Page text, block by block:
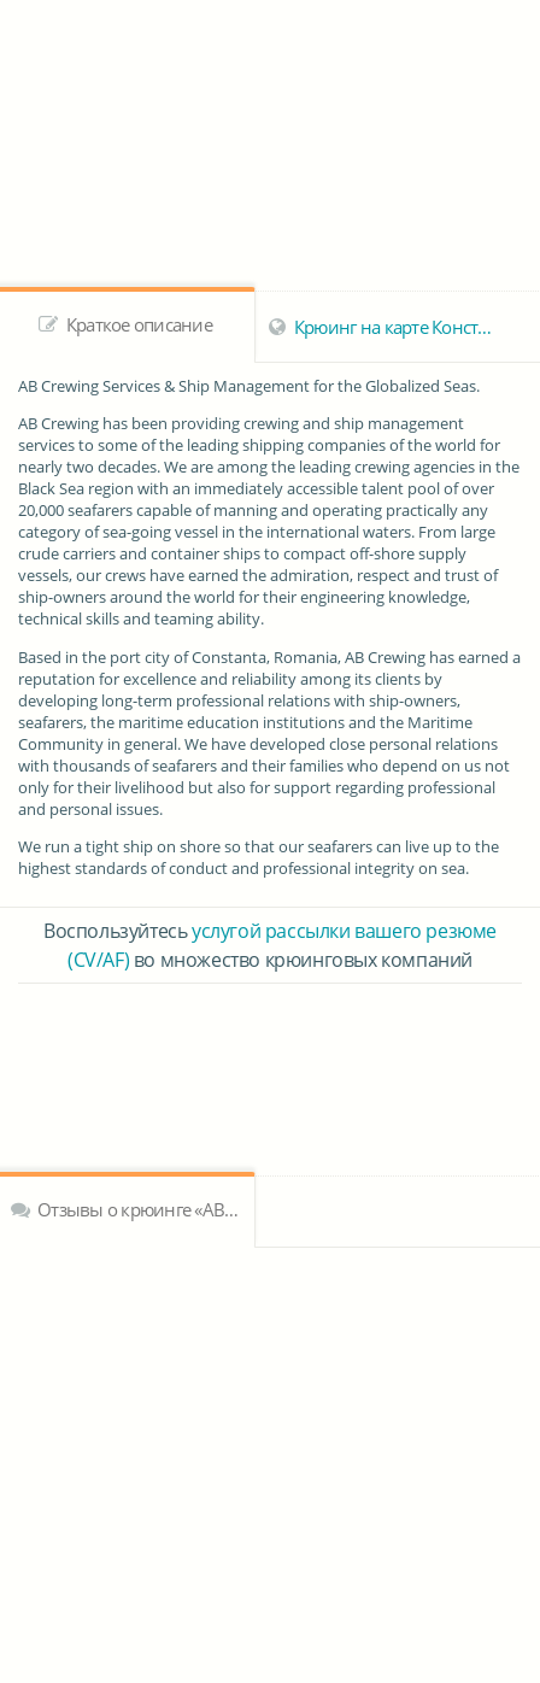
Краткое описание Крюинг на карте Констанцы
AB Crewing Services & Ship Management for the Globalized Seas.
AB Crewing has been providing crewing and ship management
services to some of the leading shipping companies of the world for
nearly two decades. We are among the leading crewing agencies in the
Black Sea region with an immediately accessible talent pool of over
20,000 seafarers capable of manning and operating practically any
category of sea-going vessel in the international waters. From large
crude carriers and container ships to compact off-shore supply
vessels, our crews have earned the admiration, respect and trust of
ship-owners around the world for their engineering knowledge,
technical skills and teaming ability.
Based in the port city of Constanta, Romania, AB Crewing has earned a
reputation for excellence and reliability among its clients by
developing long-term professional relations with ship-owners,
seafarers, the maritime education institutions and the Maritime
Community in general. We have developed close personal relations
with thousands of seafarers and their families who depend on us not
only for their livelihood but also for support regarding professional
and personal issues.
We run a tight ship on shore so that our seafarers can live up to the
highest standards of conduct and professional integrity on sea.
Воспользуйтесьуслугой рассылки вашего резюме
(CV/AF) во множество крюинговых компаний
Отзывы о крюинге «AB CREWING SRL»